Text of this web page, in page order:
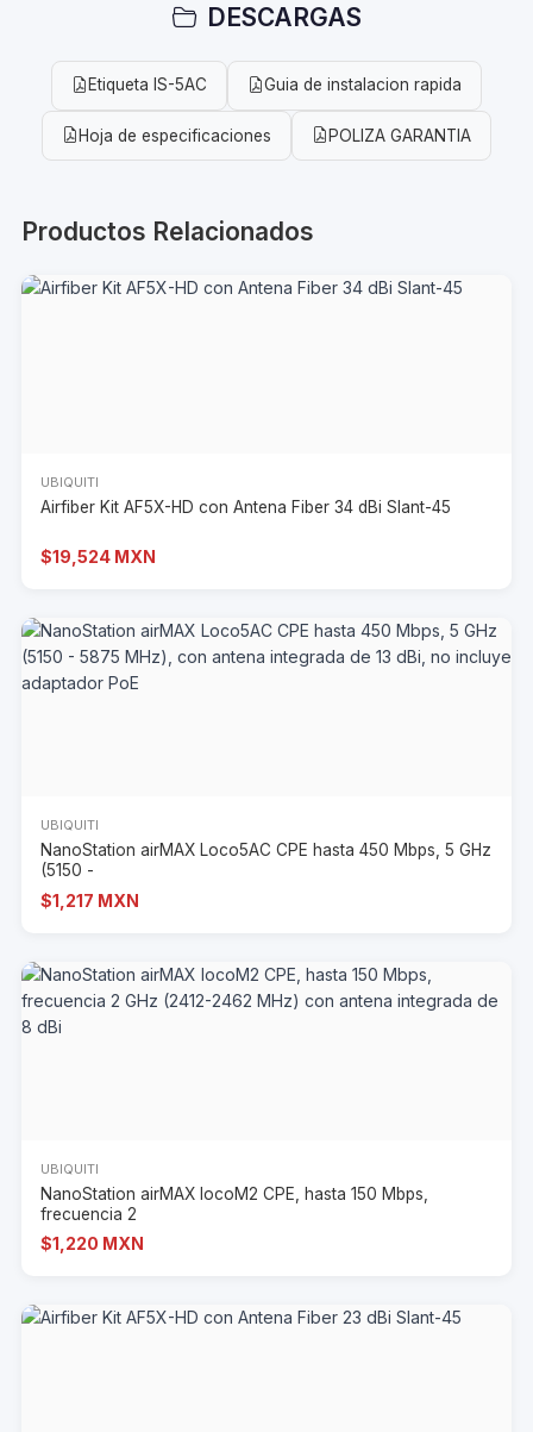
DESCARGAS
Etiqueta IS-5AC Guia de instalacion rapida
Hoja de especificaciones POLIZA GARANTIA
Productos Relacionados
UBIQUITI
Airfiber Kit AF5X-HD con Antena Fiber 34 dBi Slant-45
$19,524 MXN
UBIQUITI
NanoStation airMAX Loco5AC CPE hasta 450 Mbps, 5 GHz
(5150 -
$1,217 MXN
UBIQUITI
NanoStation airMAX locoM2 CPE, hasta 150 Mbps,
frecuencia 2
$1,220 MXN